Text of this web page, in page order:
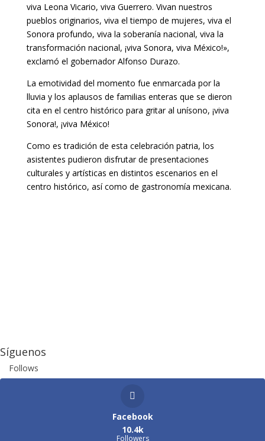
viva Leona Vicario, viva Guerrero. Vivan nuestros
pueblos originarios, viva el tiempo de mujeres, viva el
Sonora profundo, viva la soberanía nacional, viva la
transformación nacional, ¡viva Sonora, viva México!»,
exclamó el gobernador Alfonso Durazo.
La emotividad del momento fue enmarcada por la
lluvia y los aplausos de familias enteras que se dieron
cita en el centro histórico para gritar al unísono, ¡viva
Sonora!, ¡viva México!
Como es tradición de esta celebración patria, los
asistentes pudieron disfrutar de presentaciones
culturales y artísticas en distintos escenarios en el
centro histórico, así como de gastronomía mexicana.
Síguenos
Follows
Facebook
10.4k
Followers